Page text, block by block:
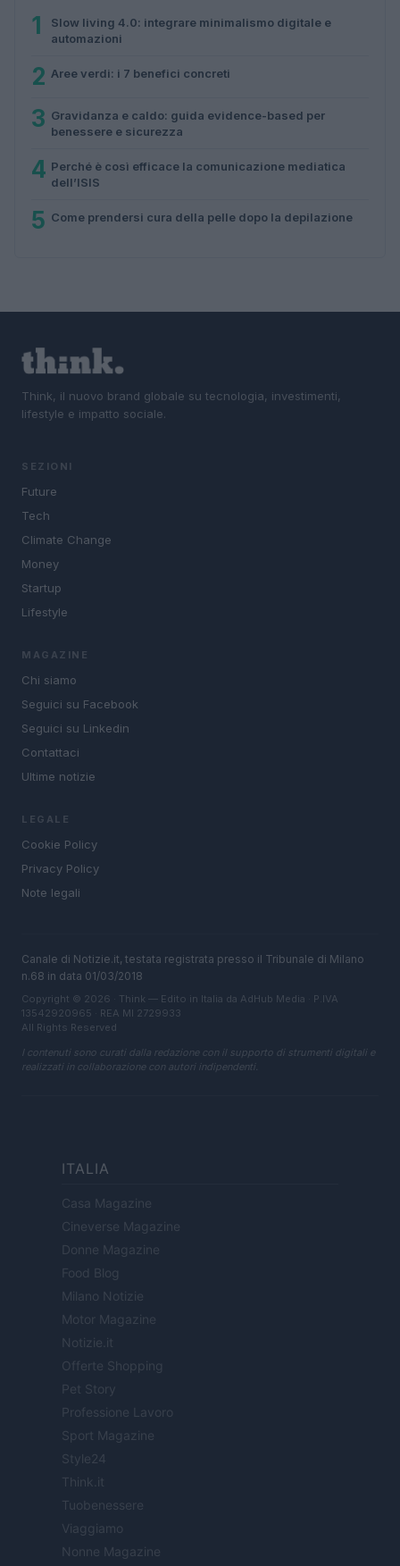
1
Slow living 4.0: integrare minimalismo digitale e
automazioni
2 Aree verdi: i 7 benefici concreti
3 Gravidanza e caldo: guida evidence-based per
benessere e sicurezza
4 Perché è così efficace la comunicazione mediatica
dell’ISIS
5 Come prendersi cura della pelle dopo la depilazione
Think, il nuovo brand globale su tecnologia, investimenti,
lifestyle e impatto sociale.
SEZIONI
Future
Tech
Climate Change
Money
Startup
Lifestyle
MAGAZINE
Chi siamo
Seguici su Facebook
Seguici su Linkedin
Contattaci
Ultime notizie
LEGALE
Cookie Policy
Privacy Policy
Note legali
Canale di Notizie.it, testata registrata presso il Tribunale di Milano
n.68 in data 01/03/2018
Copyright © 2026 · Think — Edito in Italia da AdHub Media · P.IVA
13542920965 · REA MI 2729933
All Rights Reserved
I contenuti sono curati dalla redazione con il supporto di strumenti digitali e
realizzati in collaborazione con autori indipendenti.
ITALIA
Casa Magazine
Cineverse Magazine
Donne Magazine
Food Blog
Milano Notizie
Motor Magazine
Notizie.it
Offerte Shopping
Pet Story
Professione Lavoro
Sport Magazine
Style24
Think.it
Tuobenessere
Viaggiamo
Nonne Magazine